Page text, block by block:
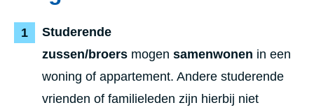
Studerende
zussen/broers mogen samenwonen in een
woning of appartement. Andere studerende
vrienden of familieleden zijn hierbij niet